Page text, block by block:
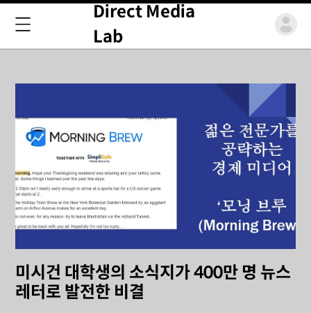
Direct Media
Lab
미시건 대학생의 소식지가 400만 명 뉴스
레터로 발전한 비결